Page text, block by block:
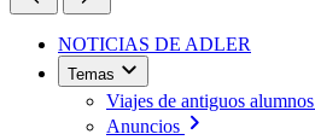
NOTICIAS DE ADLER
Temas
Viajes de antiguos alumnos
Anuncios